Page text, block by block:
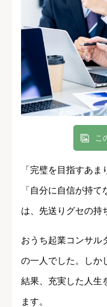
こ
「完璧を目指すあま
「自分に自信が持
は、先送りグセの持
おうち起業コンサル
の一人でした。しか
結果、充実した人生
ます。